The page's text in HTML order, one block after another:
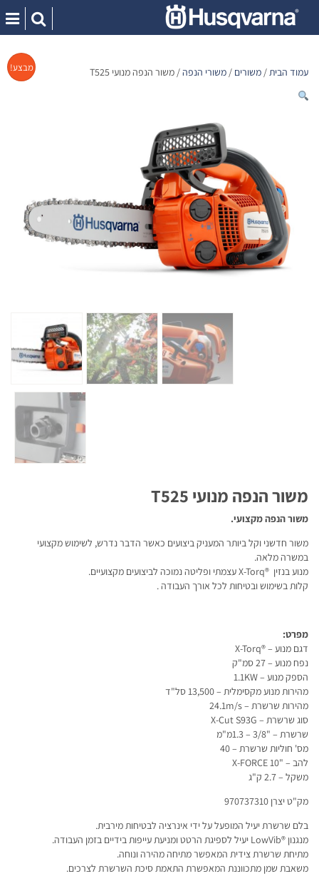
content
עמוד הבית/ משורים / משורי הנפה/ משור הנפה מנועי T525 מבצע!
משור הנפה מנועי T525
משור הנפה מקצועי.
משור חדשני וקל ביותר המעניק ביצועים כאשר הדבר נדרש, לשימוש מקצועי
במשרה מלאה.
מנוע בנזין ®X-Torq עצמתי ופליטה נמוכה לביצועים מקצועיים.
קלות בשימוש ובטיחות לכל אורך העבודה .
מפרט:
דגם מנוע – ®X-Torq
נפח מנוע – 27 סמ"ק
הספק מנוע – 1.1KW
מהירות מנוע מקסימלית – 13,500 סל"ד
מהירות שרשרת – 24.1m/s
סוג שרשרת – X-Cut S93G
שרשרת – "3/8 – 1.3מ"מ
מס' חוליות שרשרת – 40
להב – "10 X-FORCE
משקל – 2.7 ק"ג
מק"ט יצרן 970737310
בלם שרשרת יעיל המופעל על ידי אינרציה לבטיחות מירבית.
מנגנון ®LowVib יעיל לספיגת הרטט ומניעת עייפות בידיים בזמן העבודה.
מתיחת שרשרת צידית המאפשר מתיחה מהירה ונוחה.
משאבת שמן מתכווננת המאפשרת התאמת סיכת השרשרת לצרכים.